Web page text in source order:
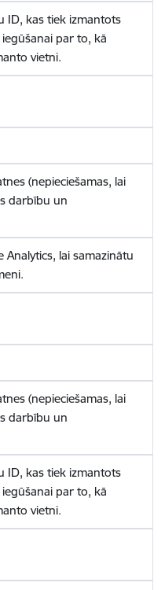
ID, kas tiek izmantots
par to, kā
vietni.
(nepieciešamas, lai
darbību un
Analytics, lai samazinātu
(nepieciešamas, lai
darbību un
ID, kas tiek izmantots
par to, kā
vietni.